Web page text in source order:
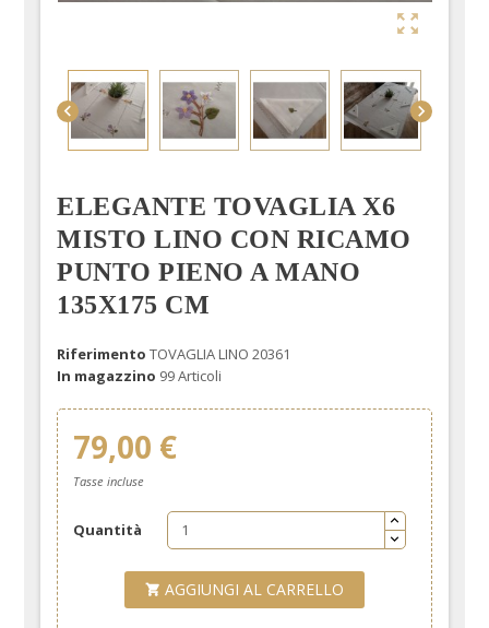

 
ELEGANTE TOVAGLIA X6
MISTO LINO CON RICAMO
PUNTO PIENO A MANO
135X175 CM
Riferimento TOVAGLIA LINO 20361
In magazzino 99 Articoli
79,00 €
Tasse incluse
Quantità
 AGGIUNGI AL CARRELLO